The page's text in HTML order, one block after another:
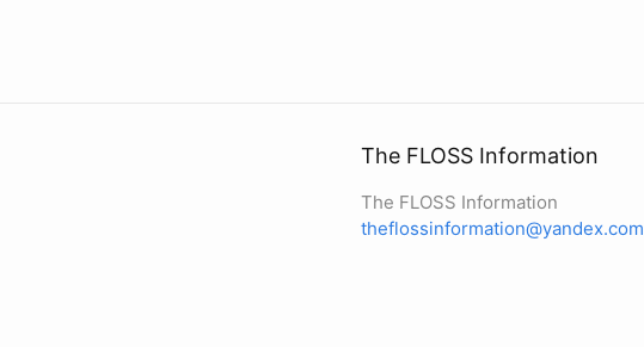
The FLOSS Information
The FLOSS Information
theflossinformation@yandex.com